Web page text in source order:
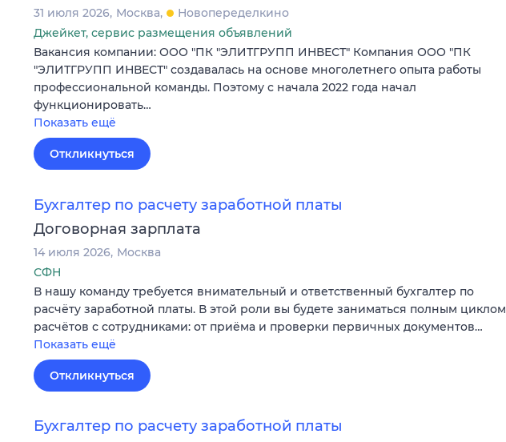
Сберегаем вместе
Гороскопы
31 июля 2026 Москва
Новопеределкино
Джейкет, сервис размещения объявлений
Вакансия компании: ООО "ПК "ЭЛИТГРУПП ИНВЕСТ" Компания ООО "ПК
"ЭЛИТГРУПП ИНВЕСТ" создавалась на основе многолетнего опыта работы
профессиональной команды. Поэтому с начала 2022 года начал
функционировать…
Показать ещё
Откликнуться
Бухгалтер по расчету заработной платы
Договорная зарплата
14 июля 2026 Москва
СФН
В нашу команду требуется внимательный и ответственный бухгалтер по
расчёту заработной платы. В этой роли вы будете заниматься полным циклом
расчётов с сотрудниками: от приёма и проверки первичных документов…
Показать ещё
Откликнуться
Бухгалтер по расчету заработной платы